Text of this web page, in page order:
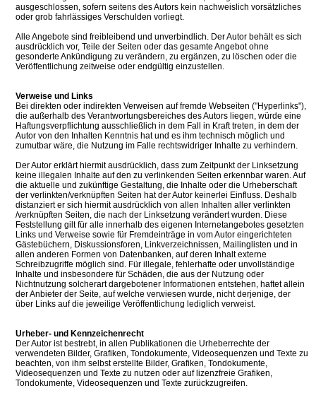
ausgeschlossen, sofern seitens des Autors kein nachweislich vorsätzliches
oder grob fahrlässiges Verschulden vorliegt.
Alle Angebote sind freibleibend und unverbindlich. Der Autor behält es sich
ausdrücklich vor, Teile der Seiten oder das gesamte Angebot ohne
gesonderte Ankündigung zu verändern, zu ergänzen, zu löschen oder die
Veröffentlichung zeitweise oder endgültig einzustellen.
Verweise und Links
Bei direkten oder indirekten Verweisen auf fremde Webseiten ("Hyperlinks"),
die außerhalb des Verantwortungsbereiches des Autors liegen, würde eine
Haftungsverpflichtung ausschließlich in dem Fall in Kraft treten, in dem der
Autor von den Inhalten Kenntnis hat und es ihm technisch möglich und
zumutbar wäre, die Nutzung im Falle rechtswidriger Inhalte zu verhindern.
Der Autor erklärt hiermit ausdrücklich, dass zum Zeitpunkt der Linksetzung
keine illegalen Inhalte auf den zu verlinkenden Seiten erkennbar waren. Auf
die aktuelle und zukünftige Gestaltung, die Inhalte oder die Urheberschaft
der verlinkten/verknüpften Seiten hat der Autor keinerlei Einfluss. Deshalb
distanziert er sich hiermit ausdrücklich von allen Inhalten aller verlinkten
/verknüpften Seiten, die nach der Linksetzung verändert wurden. Diese
Feststellung gilt für alle innerhalb des eigenen Internetangebotes gesetzten
Links und Verweise sowie für Fremdeinträge in vom Autor eingerichteten
Gästebüchern, Diskussionsforen, Linkverzeichnissen, Mailinglisten und in
allen anderen Formen von Datenbanken, auf deren Inhalt externe
Schreibzugriffe möglich sind. Für illegale, fehlerhafte oder unvollständige
Inhalte und insbesondere für Schäden, die aus der Nutzung oder
Nichtnutzung solcherart dargebotener Informationen entstehen, haftet allein
der Anbieter der Seite, auf welche verwiesen wurde, nicht derjenige, der
über Links auf die jeweilige Veröffentlichung lediglich verweist.
Urheber- und Kennzeichenrecht
Der Autor ist bestrebt, in allen Publikationen die Urheberrechte der
verwendeten Bilder, Grafiken, Tondokumente, Videosequenzen und Texte zu
beachten, von ihm selbst erstellte Bilder, Grafiken, Tondokumente,
Videosequenzen und Texte zu nutzen oder auf lizenzfreie Grafiken,
Tondokumente, Videosequenzen und Texte zurückzugreifen.